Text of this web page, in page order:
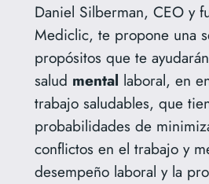
Daniel Silberman, CEO y
Mediclic, te propone una
propósitos que te
salud mental laboral, en
trabajo saludables, que
probabilidades de
conflictos en el trabajo y
desempeño laboral y la